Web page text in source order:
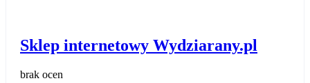
Sklep internetowy Wydziarany.pl
brak ocen